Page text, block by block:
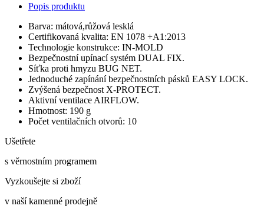
Popis produktu
Barva: mátová,růžová lesklá
Certifikovaná kvalita: EN 1078 +A1:2013
Technologie konstrukce: IN-MOLD
Bezpečnostní upínací systém DUAL FIX.
Síťka proti hmyzu BUG NET.
Jednoduché zapínání bezpečnostních pásků EASY LOCK.
Zvýšená bezpečnost X-PROTECT.
Aktivní ventilace AIRFLOW.
Hmotnost: 190 g
Počet ventilačních otvorů: 10
Ušetřete
s věrnostním programem
Vyzkoušejte si zboží
v naší kamenné prodejně